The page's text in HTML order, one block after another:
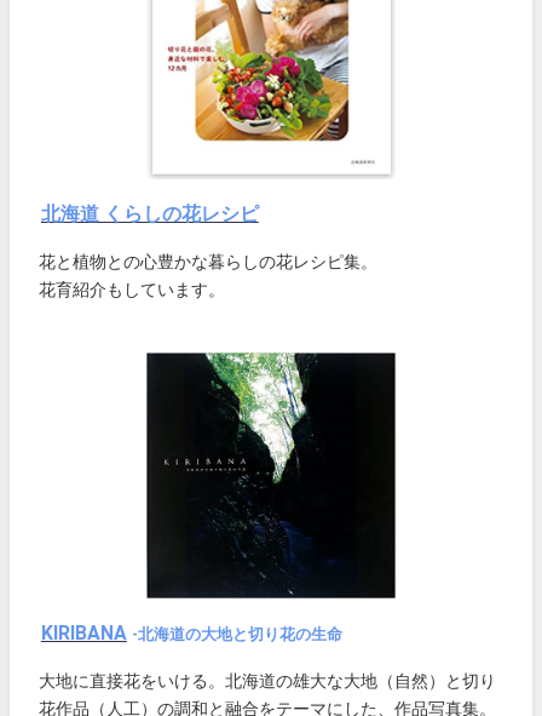
北海道 くらしの花レシピ
花と植物との心豊かな暮らしの花レシピ集。
花育紹介もしています。
KIRIBANA -北海道の大地と切り花の生命
大地に直接花をいける。北海道の雄大な大地（自然）と切り
花作品（人工）の調和と融合をテーマにした、作品写真集。